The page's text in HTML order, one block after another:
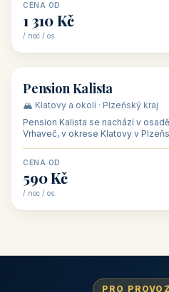
CENA OD
1 310 Kč
/ noc / os.
🏡 penzion
Pension Kalista
🏔️ Klatovy a okolí · Plzeňský kraj
Pension Kalista se nachází v
Vrhaveč, v okrese Klatovy v
CENA OD
590 Kč
/ noc / os.
PRO